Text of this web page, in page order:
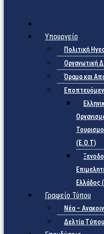
Υπουργείο
Πολιτική
Οργανωτική
Όραμα και
(Ε.Ο.Τ)
Ελλάδος
Γραφείο Τύπου
Νέα –
Δελτία Τύπου